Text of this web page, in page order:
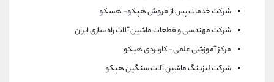
شرکت خدمات پس از فروش هپکو- هسکو
شرکت مهندسی و قطعات ماشین آلات راه سازی ایران
مرکز آموزشی علمی- کاربردی هپکو
شرکت لیزینگ ماشین آلات سنگین هپکو